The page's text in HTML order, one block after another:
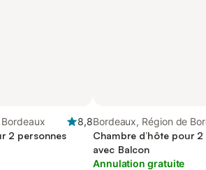
8,8
2 personnes
Bordeaux, Région de
Chambre d’hôte pour
avec Balcon
Annulation gratuite